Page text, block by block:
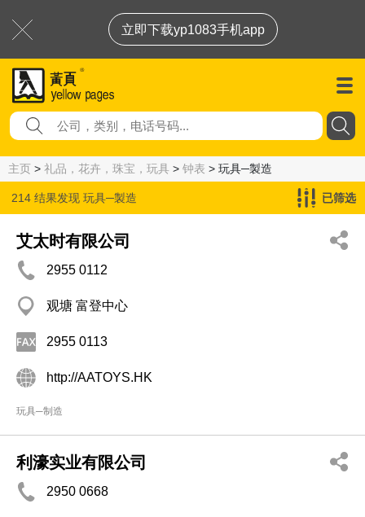
立即下载yp1083手机app
主页 > 礼品，花卉，珠宝，玩具 > 钟表 > 玩具─製造
214 结果发现 玩具─製造 已筛选
艾太时有限公司
2955 0112
观塘 富登中心
2955 0113
http://AATOYS.HK
玩具─制造
利濠实业有限公司
2950 0668